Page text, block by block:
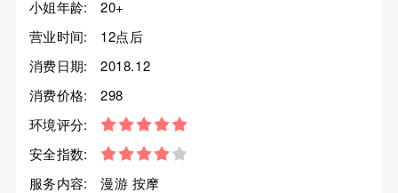
小姐年龄:
20+
营业时间:
12点后
消费日期:
2018.12
消费价格:
298
环境评分:
安全指数:
服务内容:
漫游 按摩